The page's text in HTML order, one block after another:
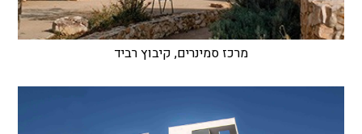
מרכז סמינרים, קיבוץ רביד